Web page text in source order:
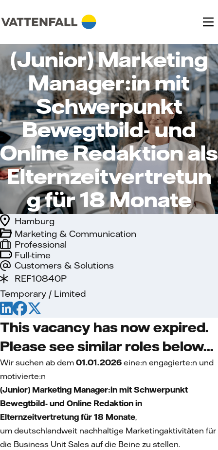
(Junior) Marketing
Manager:in mit
Schwerpunkt
Bewegtbild- und
Online Redaktion als
Elternzeitvertretun
g für 18 Monate
Full-time
Customers & Solutions
Hamburg
Professional
Marketing & Communication
REF10840P
Temporary / Limited
This vacancy has now expired.
Please see similar roles below...
Wir suchen ab dem 01.01.2026 eine:n engagierte:n und
motivierte:n
(Junior) Marketing Manager:in mit Schwerpunkt
Bewegtbild- und Online Redaktion in
Elternzeitvertretung für 18 Monate,
um deutschlandweit nachhaltige Marketingaktivitäten für
die Business Unit Sales auf die Beine zu stellen.